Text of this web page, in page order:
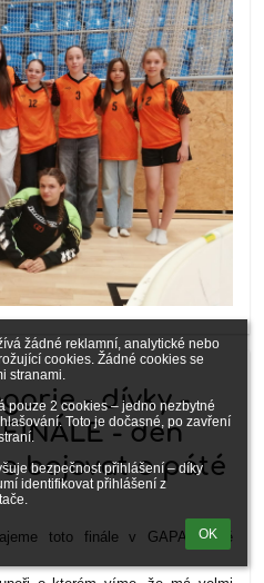
žádné reklamní, analytické nebo
cookies. Žádné cookies se
stranami.
pouze 2 cookies – jedno nezbytné
Toto je dočasné, po zavření
bezpečnost přihlášení – díky
identifikovat přihlášení z
OK
- dívky -
FINÁLE - den
bojovat o páté
toto finále v GAPA aréně